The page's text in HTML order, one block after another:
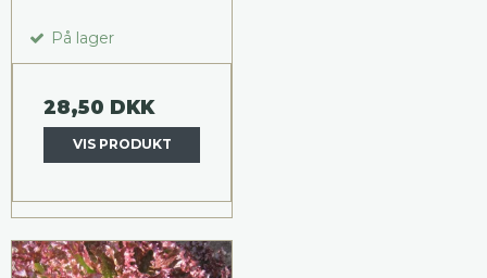
På lager
28,50 DKK
VIS PRODUKT